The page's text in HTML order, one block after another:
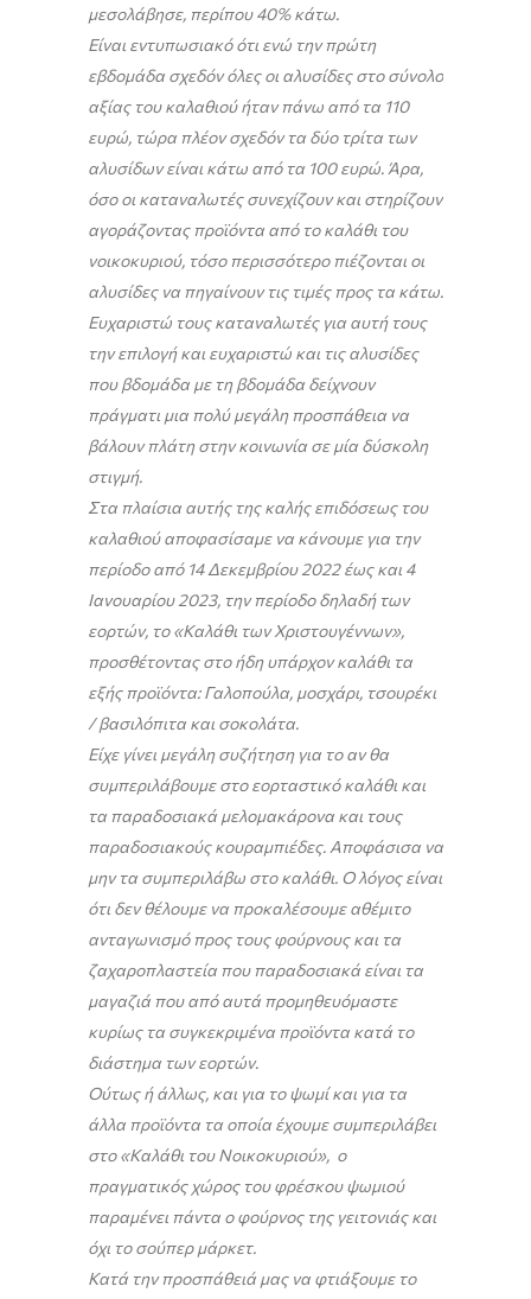
μεσολάβησε, περίπου 40% κάτω.
Είναι εντυπωσιακό ότι ενώ την πρώτη
εβδομάδα σχεδόν όλες οι αλυσίδες στο σύνολο
αξίας του καλαθιού ήταν πάνω από τα 110
ευρώ, τώρα πλέον σχεδόν τα δύο τρίτα των
αλυσίδων είναι κάτω από τα 100 ευρώ. Άρα,
όσο οι καταναλωτές συνεχίζουν και στηρίζουν
αγοράζοντας προϊόντα από το καλάθι του
νοικοκυριού, τόσο περισσότερο πιέζονται οι
αλυσίδες να πηγαίνουν τις τιμές προς τα κάτω.
Ευχαριστώ τους καταναλωτές για αυτή τους
την επιλογή και ευχαριστώ και τις αλυσίδες
που βδομάδα με τη βδομάδα δείχνουν
πράγματι μια πολύ μεγάλη προσπάθεια να
βάλουν πλάτη στην κοινωνία σε μία δύσκολη
στιγμή.
Στα πλαίσια αυτής της καλής επιδόσεως του
καλαθιού αποφασίσαμε να κάνουμε για την
περίοδο από 14 Δεκεμβρίου 2022 έως και 4
Ιανουαρίου 2023, την περίοδο δηλαδή των
εορτών, το «Καλάθι των Χριστουγέννων»,
προσθέτοντας στο ήδη υπάρχον καλάθι τα
εξής προϊόντα: Γαλοπούλα, μοσχάρι, τσουρέκι
/ βασιλόπιτα και σοκολάτα.
Είχε γίνει μεγάλη συζήτηση για το αν θα
συμπεριλάβουμε στο εορταστικό καλάθι και
τα παραδοσιακά μελομακάρονα και τους
παραδοσιακούς κουραμπιέδες. Αποφάσισα να
μην τα συμπεριλάβω στο καλάθι. Ο λόγος είναι
ότι δεν θέλουμε να προκαλέσουμε αθέμιτο
ανταγωνισμό προς τους φούρνους και τα
ζαχαροπλαστεία που παραδοσιακά είναι τα
μαγαζιά που από αυτά προμηθευόμαστε
κυρίως τα συγκεκριμένα προϊόντα κατά το
διάστημα των εορτών.
Ούτως ή άλλως, και για το ψωμί και για τα
άλλα προϊόντα τα οποία έχουμε συμπεριλάβει
στο «Καλάθι του Νοικοκυριού», ο
πραγματικός χώρος του φρέσκου ψωμιού
παραμένει πάντα ο φούρνος της γειτονιάς και
όχι το σούπερ μάρκετ.
Κατά την προσπάθειά μας να φτιάξουμε το